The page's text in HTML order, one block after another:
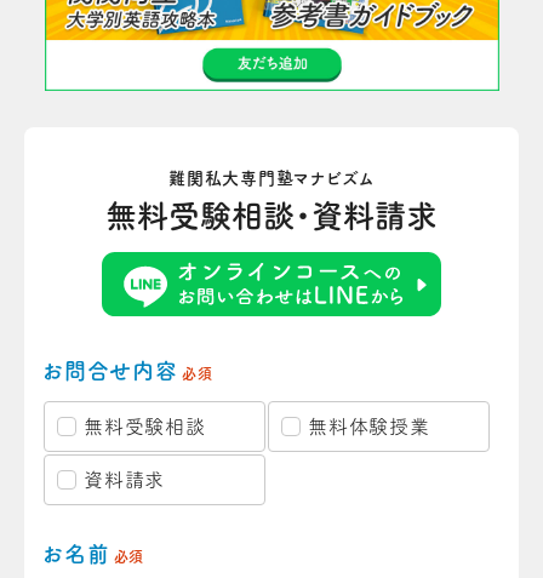
難関私大専門塾マナビズム
無料受験相談・資料請求
お問合せ内容 必須
無料受験相談 無料体験授業
資料請求
お名前 必須